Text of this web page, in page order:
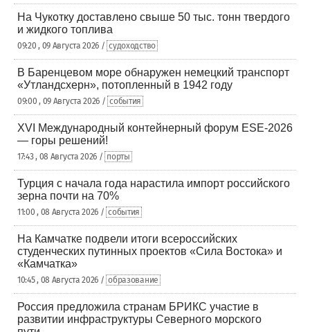
На Чукотку доставлено свыше 50 тыс. тонн твердого
и жидкого топлива
09:20 , 09 Августа 2026 / судоходство
В Баренцевом море обнаружен немецкий транспорт
«Утландсхерн», потопленный в 1942 году
09:00 , 09 Августа 2026 / события
XVI Международный контейнерный форум ESE-2026
— горы решений!
17:43 , 08 Августа 2026 / порты
Турция с начала года нарастила импорт российского
зерна почти на 70%
11:00 , 08 Августа 2026 / события
На Камчатке подвели итоги всероссийских
студенческих путинных проектов «Сила Востока» и
«Камчатка»
10:45 , 08 Августа 2026 / образование
Россия предложила странам БРИКС участие в
развитии инфраструктуры Северного морского